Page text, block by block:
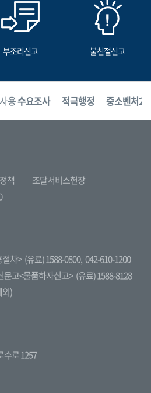
부조리신고 불친절신고
용수요조사 적극행정 중소벤처24
책
조달서비스헌장
차> (유료) 1588-0800, 042-610-1200
문고<물품하자신고> (유료) 1588-8128
외)
수로 1257